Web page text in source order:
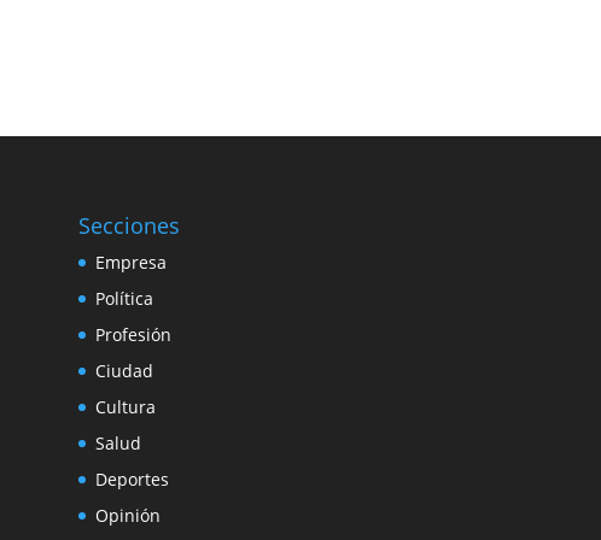
Secciones
Empresa
Política
Profesión
Ciudad
Cultura
Salud
Deportes
Opinión